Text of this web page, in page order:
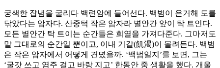
궁색한 잡념을 굴리다 백련암에 들어선다. 백범이 은거해 도를
닦았다는 암자다. 산중턱 작은 암자라 별안간 앞이 탁 트인다.
모든 별안간 탁 트이는 순간들은 희열을 가져다준다. 그마저도
말 그대로의 순간일 뿐이고, 이내 기갈(飢渴)이 몰려든다. 백범
은 작은 암자에서 어떻게 견뎠을까. ‘백범일지’를 보면, 그는
‘굴갓 쓰고 염주 걸고 바랑 지고’ 한동안 중 생활을 했다. 개울